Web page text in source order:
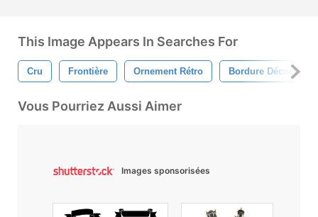
This Image Appears In Searches For
Cru Frontière Ornement Rétro Bordure Décorative
Vous Pourriez Aussi Aimer
Images sponsorisées